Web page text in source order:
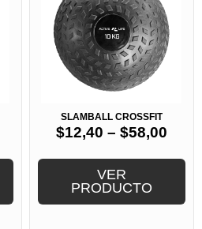
SLAMBALL CROSSFIT
$12,40 – $58,00
VER
PRODUCTO